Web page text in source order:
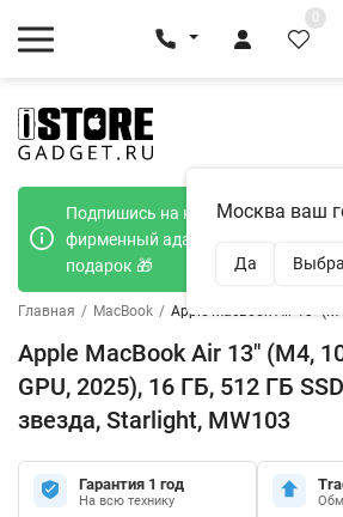
0
Москва ваш
Да
Подпишись на наш телеграмм
фирменный адаптер Type-C 20W
подарок 🎁
Главная / MacBook / Apple MacBook Air 13"
Apple MacBook Air 13" (M4,
GPU, 2025), 16 ГБ, 512 ГБ
звезда, Starlight, MW103
Гарантия 1 год
На всю технику